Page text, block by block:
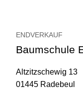
ENDVERKAUF
Baumschule
Altzitzschewig 13
01445 Radebeul